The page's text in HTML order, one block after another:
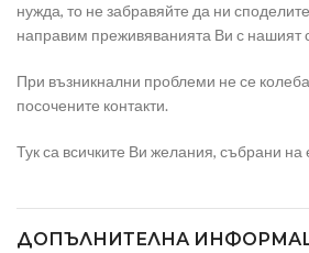
нужда, то не забравяйте да ни
направим преживяванията Ви с нашият
При възникнални проблеми не се
посочените контакти.
Тук са всичките Ви желания, събрани на
ДОПЪЛНИТЕЛНА